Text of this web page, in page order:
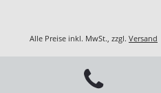
Alle Preise inkl. MwSt., zzgl. Versand